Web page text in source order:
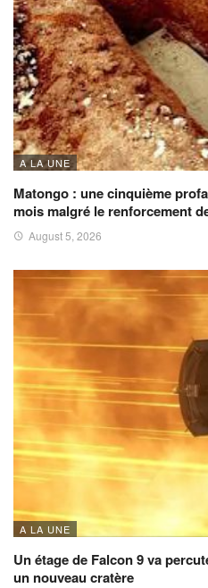
A LA UNE
Matongo : une cinquième
mois malgré le renforcement
August 5, 2026
A LA UNE
Un étage de Falcon 9 va
un nouveau cratère